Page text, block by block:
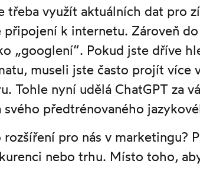
třeba využít aktuálních dat pro
k internetu. Zároveň
„googlení“. Pokud jste dříve
museli jste často projít více
Tohle nyní udělá ChatGPT za
předtrénovaného
pro nás v marketingu?
nebo trhu. Místo toho,